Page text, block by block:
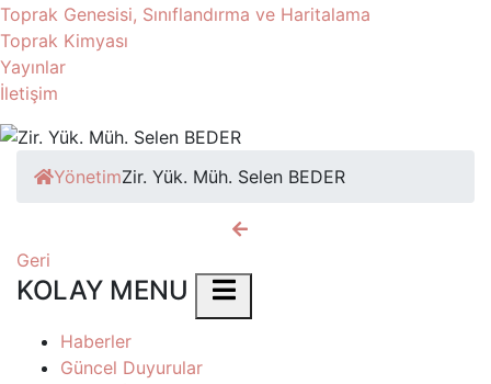
Toprak Genesisi, Sınıflandırma ve Haritalama
Toprak Kimyası
Yayınlar
İletişim
YönetimZir. Yük. Müh. Selen BEDER
Geri
KOLAY MENU
Haberler
Güncel Duyurular